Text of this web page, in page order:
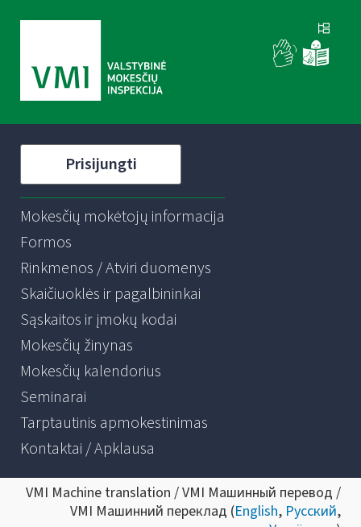
Prisijungti
Mokesčių mokėtojų informacija
Formos
Rinkmenos / Atviri duomenys
Skaičiuoklės ir pagalbininkai
Sąskaitos ir įmokų kodai
Mokesčių žinynas
Mokesčių kalendorius
Seminarai
Tarptautinis apmokestinimas
Kontaktai / Apklausa
VMI Machine translation / VMI Машинный перевод /
VMI Машинний переклад (English, Русский,